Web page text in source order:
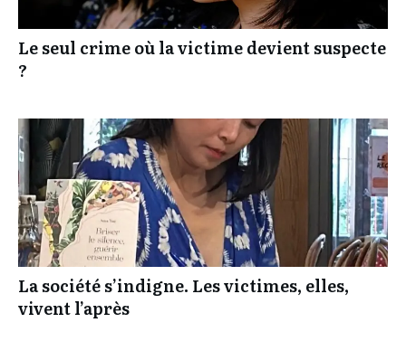
Le seul crime où la victime devient suspecte
?
La société s’indigne. Les victimes, elles,
vivent l’après